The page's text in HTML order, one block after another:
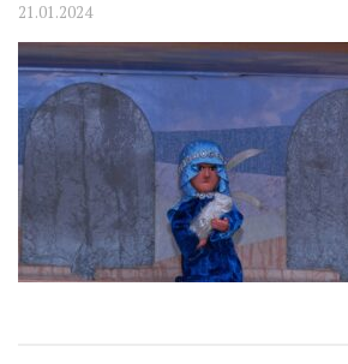
21.01.2024